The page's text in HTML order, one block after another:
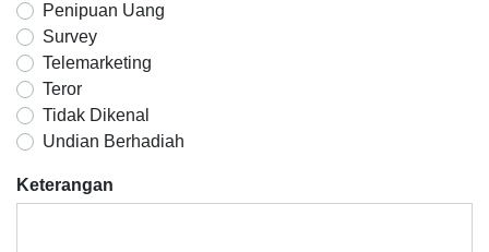
Penipuan Uang
Survey
Telemarketing
Teror
Tidak Dikenal
Undian Berhadiah
Keterangan